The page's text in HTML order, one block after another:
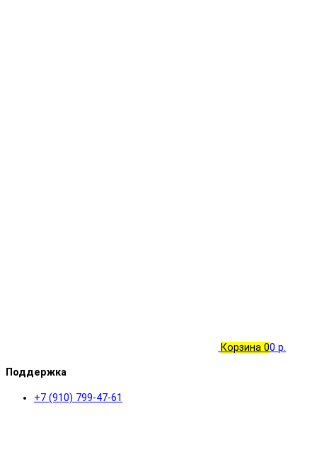
Корзина 00 р.
Поддержка
+7 (910) 799-47-61